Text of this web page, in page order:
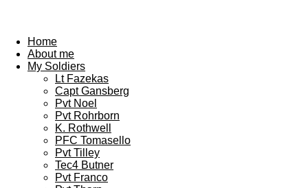
Home
About me
My Soldiers
Lt Fazekas
Capt Gansberg
Pvt Noel
Pvt Rohrborn
K. Rothwell
PFC Tomasello
Pvt Tilley
Tec4 Butner
Pvt Franco